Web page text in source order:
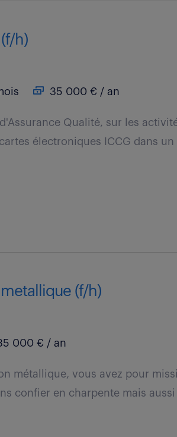
h)
35 000 € / an
Qualité, sur les
électroniques ICCG dans
(f/h)
000 € / an
métallique, vous avez pour
confier en charpente mais